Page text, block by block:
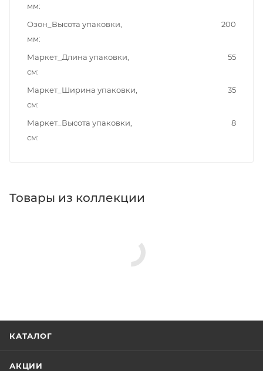
мм
Озон_Высота упаковки,
мм
200
Маркет_Длина упаковки,
см
55
Маркет_Ширина упаковки,
см
35
Маркет_Высота упаковки,
см
8
Товары из коллекции
КАТАЛОГ
АКЦИИ